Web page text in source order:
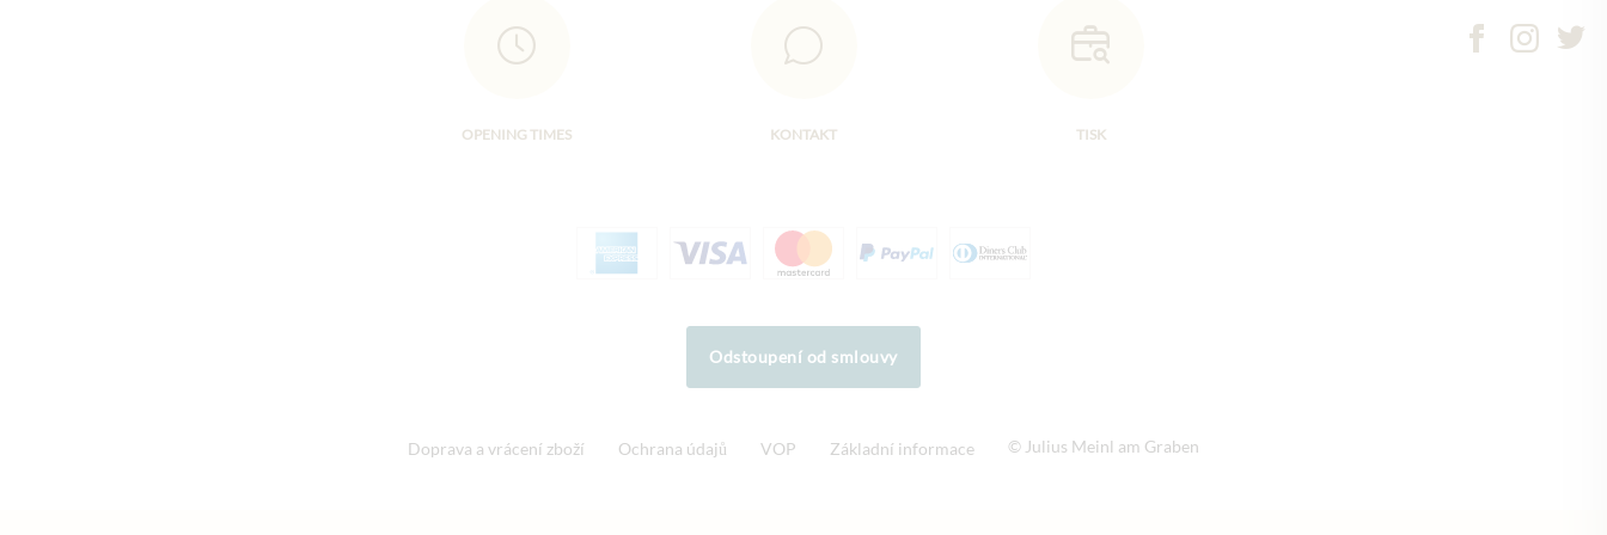
OPENING TIMES KONTAKT TISK
Odstoupení od smlouvy
Doprava a vrácení zboží Ochrana údajů VOP Základní informace © Julius Meinl am Graben